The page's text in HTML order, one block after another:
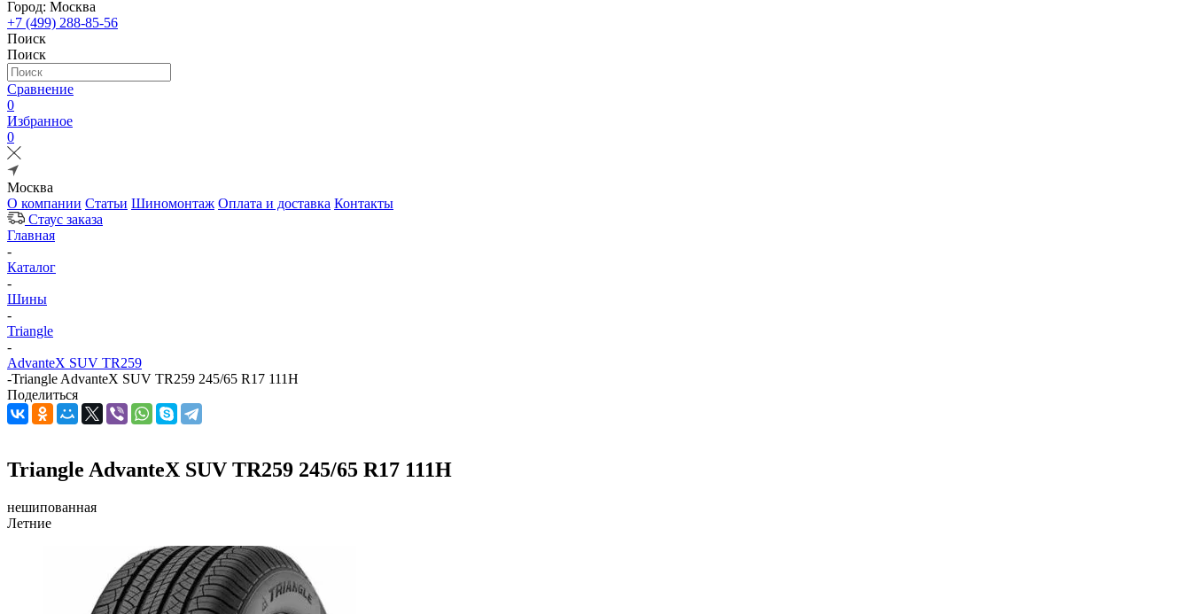
Город: Москва
+7 (499) 288-85-56
Поиск
Поиск
Сравнение
0
Избранное
0
Москва
О компании Статьи Шиномонтаж Оплата и доставка Контакты
Стаус заказа
Главная
-
Каталог
-
Шины
-
Triangle
-
AdvanteX SUV TR259
-Triangle AdvanteX SUV TR259 245/65 R17 111H
Поделиться
Triangle AdvanteX SUV TR259 245/65 R17 111H
нешипованная
Летние